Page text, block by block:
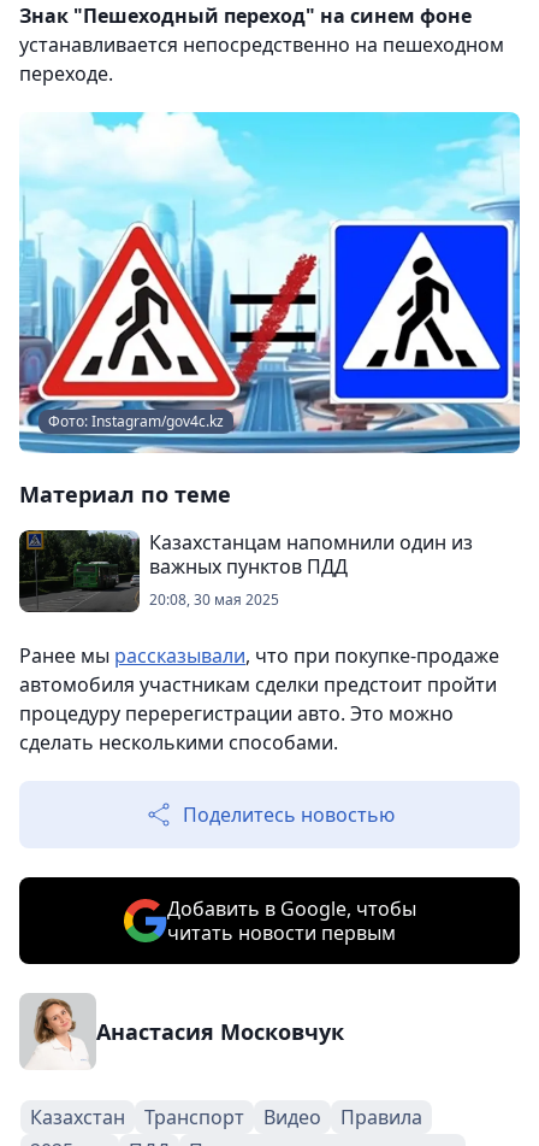
Знак "Пешеходный переход" на синем фоне
устанавливается непосредственно на пешеходном
переходе.
Фото: Instagram/gov4c.kz
Материал по теме
Казахстанцам напомнили один из
важных пунктов ПДД
20:08, 30 мая 2025
Ранее мы рассказывали, что при покупке-продаже
автомобиля участникам сделки предстоит пройти
процедуру перерегистрации авто. Это можно
сделать несколькими способами.
Поделитесь новостью
Добавить в Google, чтобы
читать новости первым
Анастасия Московчук
Казахстан Транспорт Видео
Правила